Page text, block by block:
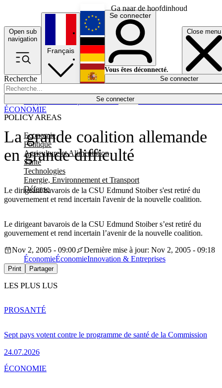
Ga naar de hoofdinhoud
Open sub
navigation
Close menu
Recherche
Se connecter
POLICY AREAS
Economie
Politique
Agriculture et Alimentation
Santé
Technologies
Energie, Environnement et Transport
Défense
Économie
Français
English
Deutsch
Español
Se connecter
Vous êtes déconnecté.
Se connecter
La grande coalition allemande
en grande difficulté
Le dirigeant bavarois de la CSU Edmund Stoiber s'est retiré du
gouvernement et rend incertain l'avenir de la nouvelle coalition.
ÉCONOMIE
Le dirigeant bavarois de la CSU Edmund Stoiber s’est retiré du
gouvernement et rend incertain l’avenir de la nouvelle coalition.
Nov 2, 2005 - 09:00
Dernière mise à jour: Nov 2, 2005 - 09:18
ÉconomieÉconomieInnovation & Entreprises
Print Partager
LES PLUS LUS
Sept pays votent contre le programme de santé de la Commission
24.07.2026
PROSANTÉ
ÉCONOMIE